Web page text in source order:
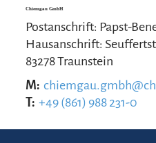
Chiemgau GmbH
Postanschrift: Papst-
Hausanschrift:
83278 Traunstein
M:
T: +49 (861) 988 231-0